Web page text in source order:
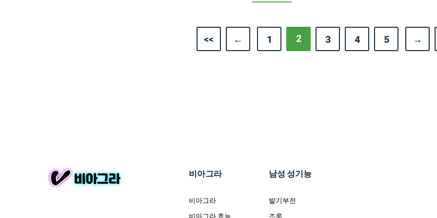
<< ← 1 2 3 4 5 →
비아그라
비아그라
비아그라 효능
남성 성기능
발기부전
조루